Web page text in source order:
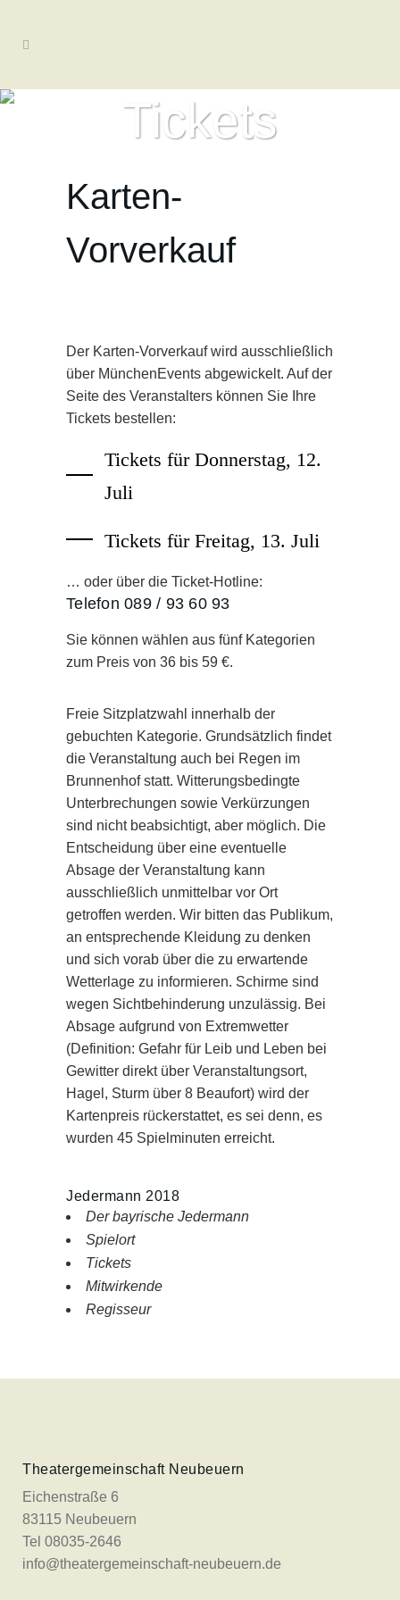
Tickets
Karten-
Vorverkauf
Der Karten-Vorverkauf wird ausschließlich
über MünchenEvents abgewickelt. Auf der
Seite des Veranstalters können Sie Ihre
Tickets bestellen:
Tickets für Donnerstag, 12.
Juli
Tickets für Freitag, 13. Juli
… oder über die Ticket-Hotline:
Telefon 089 / 93 60 93
Sie können wählen aus fünf Kategorien
zum Preis von 36 bis 59 €.
Freie Sitzplatzwahl innerhalb der
gebuchten Kategorie. Grundsätzlich findet
die Veranstaltung auch bei Regen im
Brunnenhof statt. Witterungsbedingte
Unterbrechungen sowie Verkürzungen
sind nicht beabsichtigt, aber möglich. Die
Entscheidung über eine eventuelle
Absage der Veranstaltung kann
ausschließlich unmittelbar vor Ort
getroffen werden. Wir bitten das Publikum,
an entsprechende Kleidung zu denken
und sich vorab über die zu erwartende
Wetterlage zu informieren. Schirme sind
wegen Sichtbehinderung unzulässig. Bei
Absage aufgrund von Extremwetter
(Definition: Gefahr für Leib und Leben bei
Gewitter direkt über Veranstaltungsort,
Hagel, Sturm über 8 Beaufort) wird der
Kartenpreis rückerstattet, es sei denn, es
wurden 45 Spielminuten erreicht.
Jedermann 2018
Der bayrische Jedermann
Spielort
Tickets
Mitwirkende
Regisseur
Theatergemeinschaft Neubeuern
Eichenstraße 6
83115 Neubeuern
Tel 08035-2646
info@theatergemeinschaft-neubeuern.de